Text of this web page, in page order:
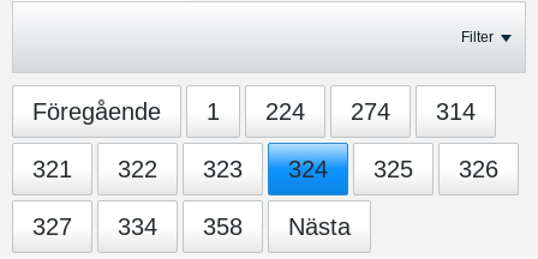
Filter
Föregående 1 224 274 314
321 322 323 324 325 326
327 334 358 Nästa